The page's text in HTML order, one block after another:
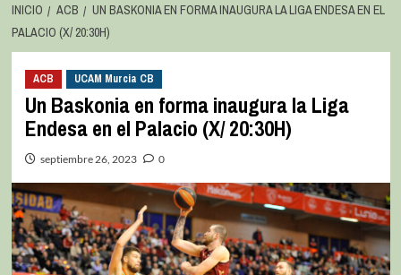
INICIO ACB
UN BASKONIA EN FORMA INAUGURA LA LIGA ENDESA EN EL
PALACIO (X/ 20:30H)
ACB UCAM Murcia CB
Un Baskonia en forma inaugura la Liga
Endesa en el Palacio (X/ 20:30H)
septiembre 26, 2023 0